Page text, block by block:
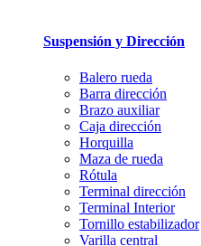
Suspensión y Dirección
Balero rueda
Barra dirección
Brazo auxiliar
Caja dirección
Horquilla
Maza de rueda
Rótula
Terminal dirección
Terminal Interior
Tornillo estabilizador
Varilla central